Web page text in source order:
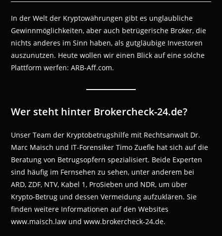
In der Welt der Kryptowährungen gibt es unglaubliche
Gewinnmöglichkeiten, aber auch betrügerische Broker, die
nichts anderes im Sinn haben, als gutgläubige Investoren
auszunutzen. Heute wollen wir einen Blick auf eine solche
Plattform werfen: ARB-Aff.com.
Wer steht hinter Brokercheck-24.de?
Unser Team der Kryptobetrugshilfe mit Rechtsanwalt Dr.
Marc Maisch und IT-Forensiker Timo Zuefle hat sich auf die
Beratung von Betrugsopfern spezialisiert. Beide Experten
sind häufig im Fernsehen zu sehen, unter anderem bei
ARD, ZDF, NTV, Kabel 1, ProSieben und NDR, um über
Krypto-Betrug und dessen Vermeidung aufzuklären. Sie
finden weitere Informationen auf den Websites
www.maisch.law und www.brokercheck-24.de.